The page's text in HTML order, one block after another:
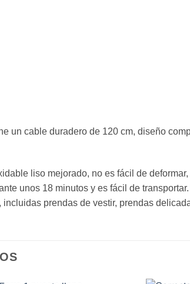
un cable duradero de 120 cm, diseño
liso mejorado, no es fácil de
unos 18 minutos y es fácil de
prendas de vestir, prendas